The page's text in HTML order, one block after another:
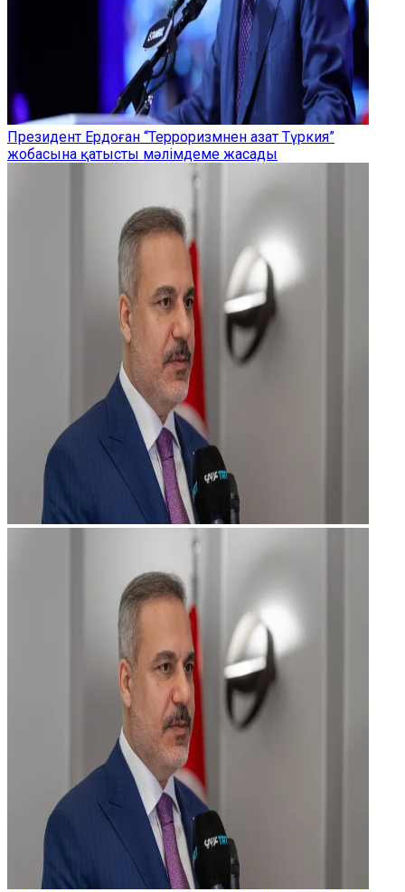
Президент Ердоған “Терроризмнен азат Түркия”
жобасына қатысты мәлімдеме жасады